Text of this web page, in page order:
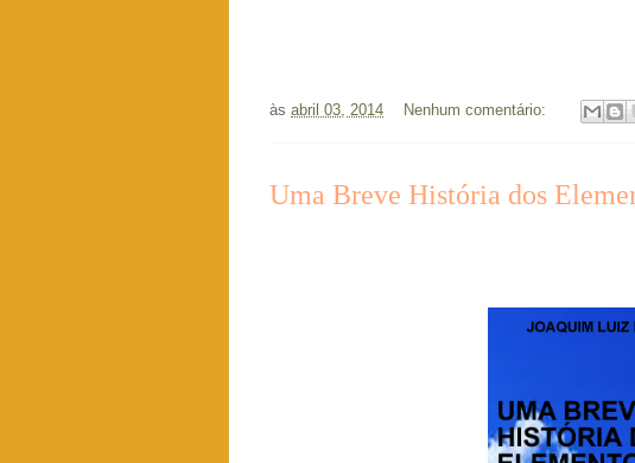
às abril 03, 2014 Nenhum comentário:
Uma Breve História dos